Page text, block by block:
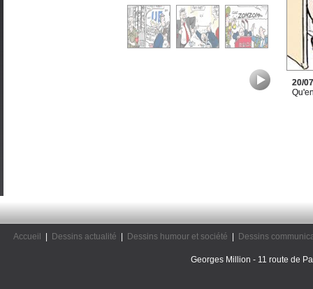
20/
Accueil Dessins actualité Dessins humour et société Dessins
Georges Million - 11 route de